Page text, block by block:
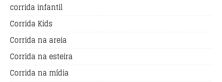
corrida infantil
Corrida Kids
Corrida na areia
Corrida na esteira
Corrida na mídia